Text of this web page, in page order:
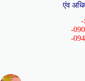
एंव
-
-
-